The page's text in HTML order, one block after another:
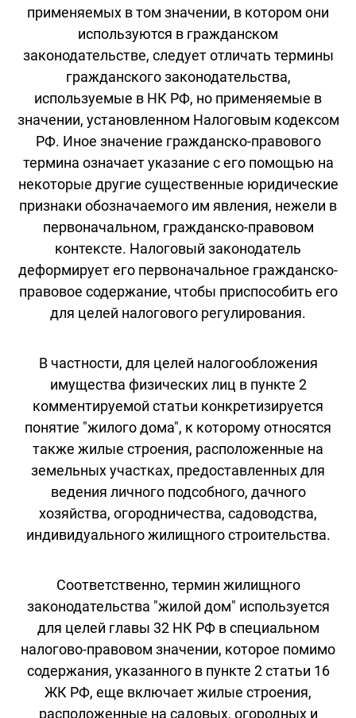
применяемых в том значении, в котором они
используются в гражданском
законодательстве, следует отличать термины
гражданского законодательства,
используемые в НК РФ, но применяемые в
значении, установленном Налоговым кодексом
РФ. Иное значение гражданско-правового
термина означает указание с его помощью на
некоторые другие существенные юридические
признаки обозначаемого им явления, нежели в
первоначальном, гражданско-правовом
контексте. Налоговый законодатель
деформирует его первоначальное гражданско-
правовое содержание, чтобы приспособить его
для целей налогового регулирования.
В частности, для целей налогообложения
имущества физических лиц в пункте 2
комментируемой статьи конкретизируется
понятие "жилого дома", к которому относятся
также жилые строения, расположенные на
земельных участках, предоставленных для
ведения личного подсобного, дачного
хозяйства, огородничества, садоводства,
индивидуального жилищного строительства.
Соответственно, термин жилищного
законодательства "жилой дом" используется
для целей главы 32 НК РФ в специальном
налогово-правовом значении, которое помимо
содержания, указанного в пункте 2 статьи 16
ЖК РФ, еще включает жилые строения,
расположенные на садовых, огородных и